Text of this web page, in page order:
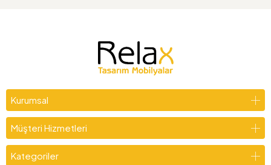
Kurumsal
Müşteri Hizmetleri
Kategoriler